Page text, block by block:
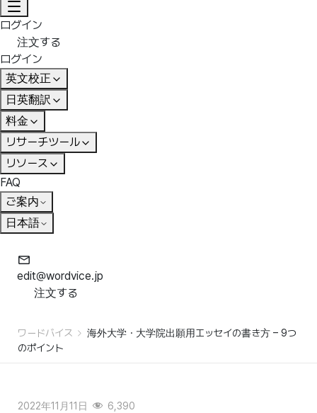
ログイン
注文する
ログイン
英文校正
日英翻訳
料金
リサーチツール
リソース
FAQ
ご案内
日本語
edit@wordvice.jp
注文する
ワードバイス
海外大学・大学院出願用エッセイの書き方 – 9つ
のポイント
2022年11月11日 6,390